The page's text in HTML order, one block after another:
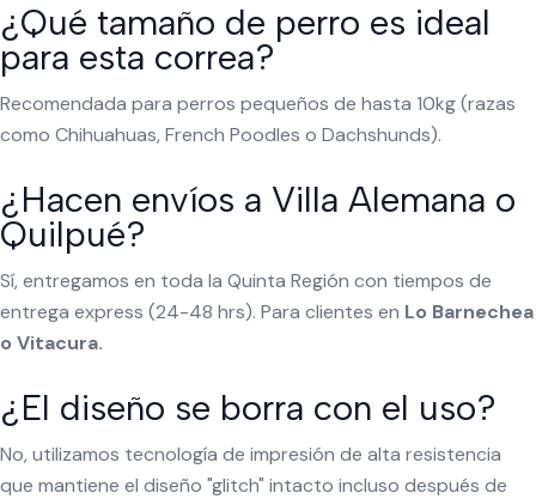
¿Qué tamaño de perro es ideal
para esta correa?
Recomendada para perros pequeños de hasta 10kg (razas
como Chihuahuas, French Poodles o Dachshunds).
¿Hacen envíos a Villa Alemana o
Quilpué?
Sí, entregamos en toda la Quinta Región con tiempos de
entrega express (24-48 hrs). Para clientes en Lo Barnechea
o Vitacura.
¿El diseño se borra con el uso?
No, utilizamos tecnología de impresión de alta resistencia
que mantiene el diseño "glitch" intacto incluso después de